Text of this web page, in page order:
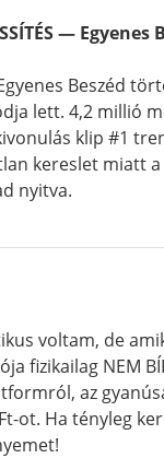
—
Beszéd
lett. 4,2 millió
klip #1
kereslet miatt
nyitva.
voltam, de
fizikailag NEM
az
ot. Ha tényleg